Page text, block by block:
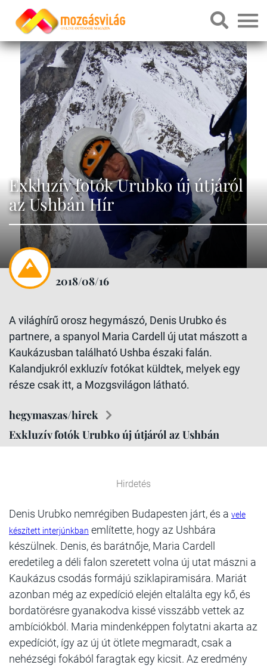
Exkluzív fotók Urubko új útjáról
az Ushbán Hír
2018/08/16
A világhírű orosz hegymászó, Denis Urubko és
partnere, a spanyol Maria Cardell új utat mászott a
Kaukázusban található Ushba északi falán.
Kalandjukról exkluzív fotókat küldtek, melyek egy
része csak itt, a Mozgsvilágon látható.
hegymaszas/hirek
Exkluzív fotók Urubko új útjáról az Ushbán
Hirdetés
Denis Urubko nemrégiben Budapesten járt, és a vele
készített interjúnkban említette, hogy az Ushbára
készülnek. Denis, és barátnője, Maria Cardell
eredetileg a déli falon szeretett volna új utat mászni a
Kaukázus csodás formájú sziklapiramisára. Mariát
azonban még az expedíció elején eltalálta egy kő, és
bordatörésre gyanakodva kissé visszább vettek az
ambíciókból. Maria mindenképpen folytatni akarta az
expedíciót, így az új út ötlete megmaradt, csak a
nehézségi fokából faragtak egy kicsit. Az eredmény